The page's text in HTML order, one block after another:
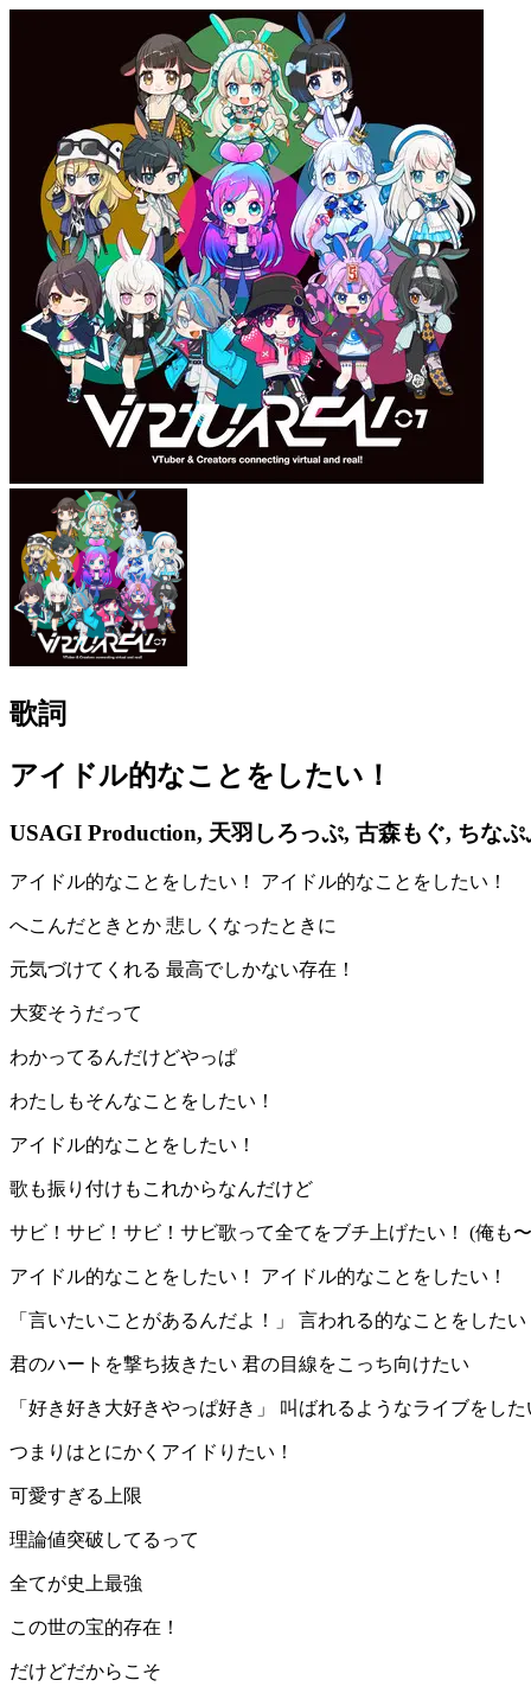
歌詞
アイドル的なことをしたい！
USAGI Production, 天羽しろっぷ, 古森もぐ, ちなぷ
アイドル的なことをしたい！ アイドル的なことをしたい！
へこんだときとか 悲しくなったときに
元気づけてくれる 最高でしかない存在！
大変そうだって
わかってるんだけどやっぱ
わたしもそんなことをしたい！
アイドル的なことをしたい！
歌も振り付けもこれからなんだけど
サビ！サビ！サビ！サビ歌って全てをブチ上げたい！ (俺も
アイドル的なことをしたい！ アイドル的なことをしたい！
「言いたいことがあるんだよ！」 言われる的なことをしたい
君のハートを撃ち抜きたい 君の目線をこっち向けたい
「好き好き大好きやっぱ好き」 叫ばれるようなライブをした
つまりはとにかくアイドりたい！
可愛すぎる上限
理論値突破してるって
全てが史上最強
この世の宝的存在！
だけどだからこそ